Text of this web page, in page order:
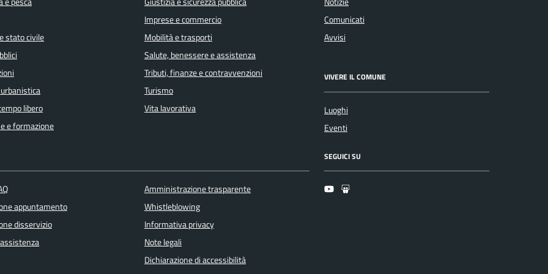
stato civile
libero
e formazione
Imprese e commercio
Mobilità e trasporti
Salute, benessere e assistenza
Tributi, finanze e contravvenzioni
Turismo
Vita lavorativa
Comunicati
Avvisi
VIVERE IL COMUNE
Luoghi
Eventi
appuntamento
disservizio
Amministrazione trasparente
Whistleblowing
Informativa privacy
Note legali
Dichiarazione di accessibilità
SEGUICI SU
YoutubeSlideshare